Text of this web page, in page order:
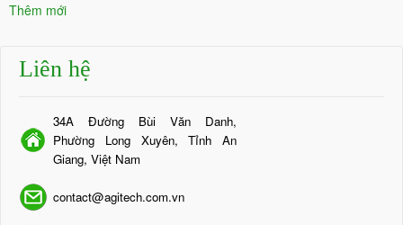
Thêm mới
Liên hệ
34A Đường Bùi Văn Danh,
Phường Long Xuyên, Tỉnh An
Giang, Việt Nam
contact@agitech.com.vn